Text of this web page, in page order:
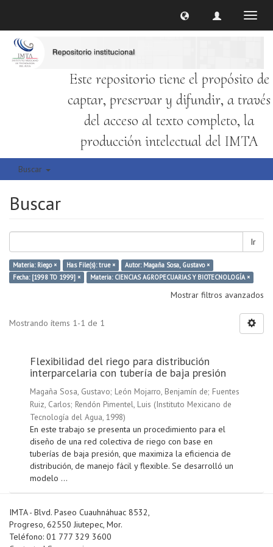
Este repositorio tiene el propósito de
captar, preservar y difundir, a través
del acceso al texto completo, la
producción intelectual del IMTA
Buscar
Buscar
Ir
Materia: Riego × Has File(s): true ×
Autor: Magaña Sosa, Gustavo ×
Fecha: [1998 TO 1999] ×
Materia: CIENCIAS AGROPECUARIAS Y BIOTECNOLOGÍA ×
Mostrar filtros avanzados
Mostrando ítems 1-1 de 1
Flexibilidad del riego para distribución
interparcelaria con tubería de baja presión
Magaña Sosa, Gustavo; León Mojarro, Benjamín de; Fuentes
Ruiz, Carlos; Rendón Pimentel, Luis (Instituto Mexicano de
Tecnología del Agua, 1998)
En este trabajo se presenta un procedimiento para el
diseño de una red colectiva de riego con base en
tuberías de baja presión, que maximiza la eficiencia de
distribución, de manejo fácil y flexible. Se desarrolló un
modelo ...
IMTA - Blvd. Paseo Cuauhnáhuac 8532,
Progreso, 62550 Jiutepec, Mor.
Teléfono: 01 777 329 3600